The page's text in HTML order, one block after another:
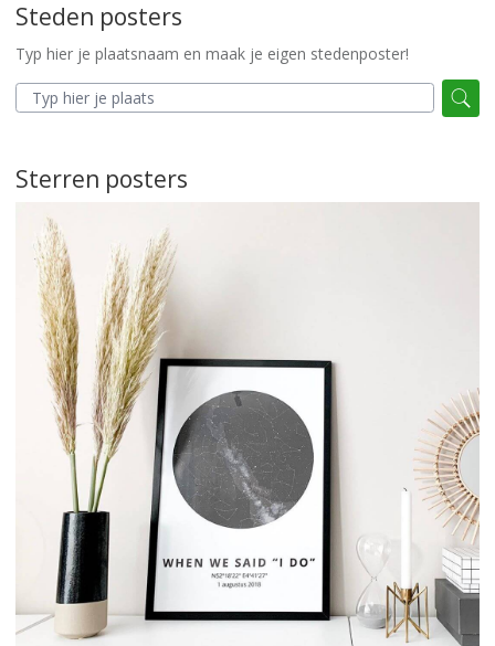
Steden posters
Typ hier je plaatsnaam en maak je eigen stedenposter!
Sterren posters